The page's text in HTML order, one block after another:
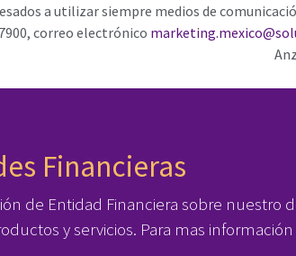
a utilizar siempre medios de
correo electrónico
Financieras
de Entidad Financiera sobre nuestro
y servicios. Para mas información